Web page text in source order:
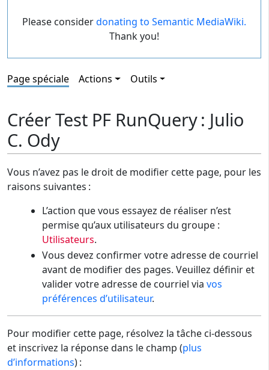
Please considerdonating to Semantic MediaWiki.
Thank you!
Page spéciale Actions Outils
Créer Test PF RunQuery : Julio
C. Ody
Vous n’avez pas le droit de modifier cette page, pour les
raisons suivantes :
L’action que vous essayez de réaliser n’est
permise qu’aux utilisateurs du groupe :
Utilisateurs.
Vous devez confirmer votre adresse de courriel
avant de modifier des pages. Veuillez définir et
valider votre adresse de courriel via vos
préférences d’utilisateur.
Pour modifier cette page, résolvez la tâche ci-dessous
et inscrivez la réponse dans le champ (plus
d’informations) :